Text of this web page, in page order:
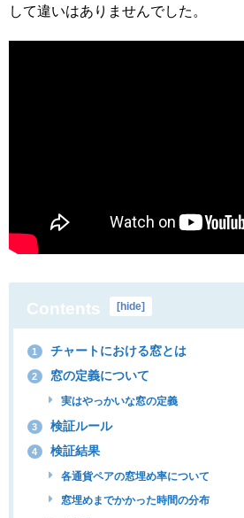
して違いはありませんでした。
Contents [hide]
1 チャートにおける窓とは
2 窓の定義について
実はやっかいな窓の定義
3 検証ルール
4 検証結果
各通貨ペアの窓埋め率について
窓埋めまでかかった時間の分布